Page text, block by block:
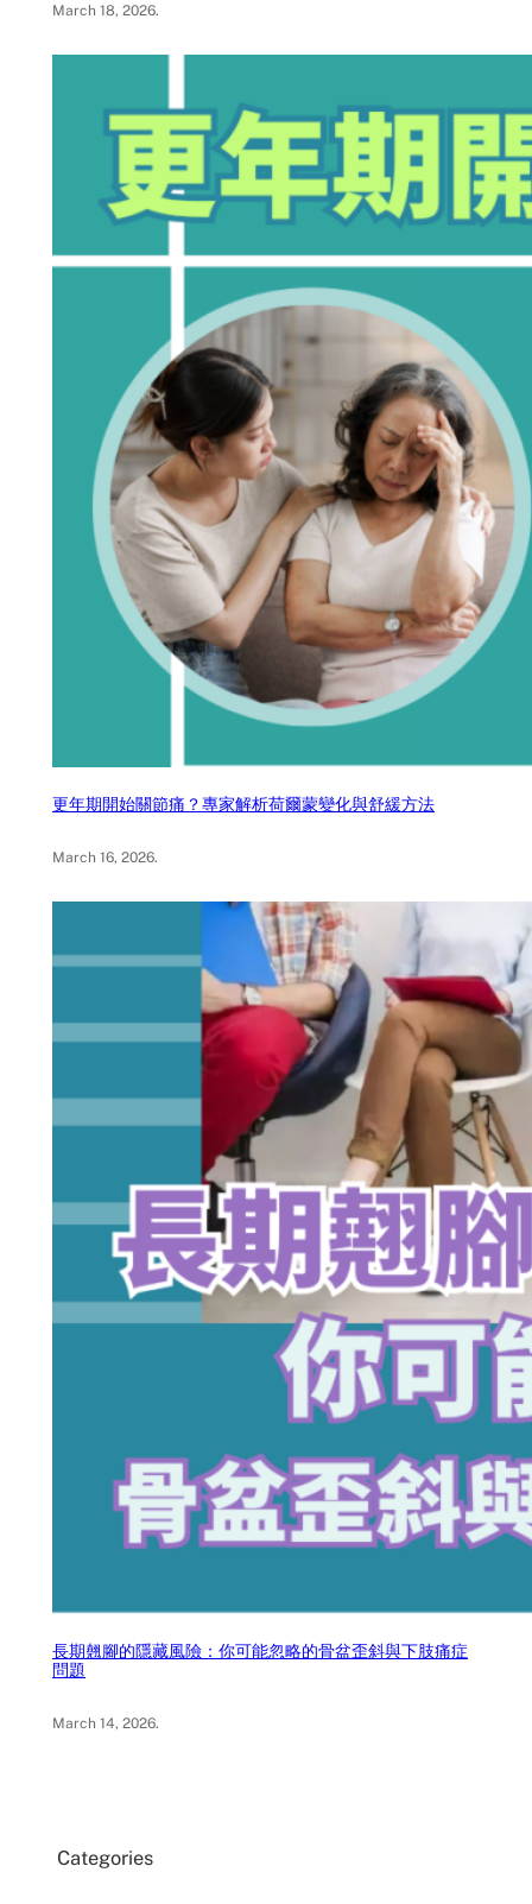
March 18, 2026.
更年期開始關節痛？專家解析荷爾蒙變化與舒緩方法
March 16, 2026.
長期翹腳的隱藏風險：你可能忽略的骨盆歪斜與下肢痛症
問題
March 14, 2026.
Categories